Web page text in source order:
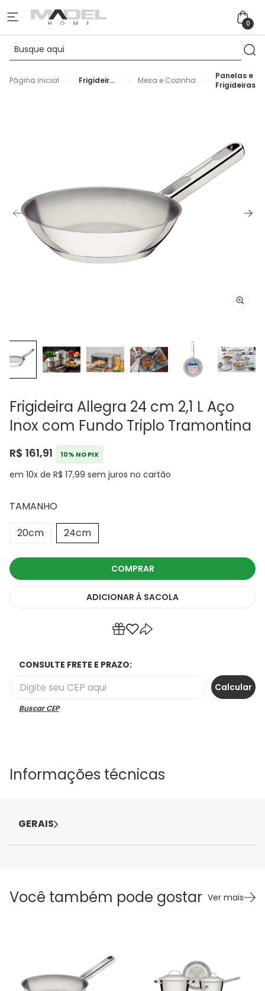
0
Página inicial
Frigideira
Mesa e Cozinha
Panelas e
Frigideiras
Frigideira Allegra 24 cm 2,1 L Aço
Inox com Fundo Triplo Tramontina
R$ 161,91 10% NO PIX
em 10x de R$ 17,99 sem juros no cartão
TAMANHO
20cm
24cm
COMPRAR
ADICIONAR À SACOLA
CONSULTE FRETE E PRAZO:
Buscar CEP
Informações técnicas
GERAIS
Você também pode gostar Ver mais